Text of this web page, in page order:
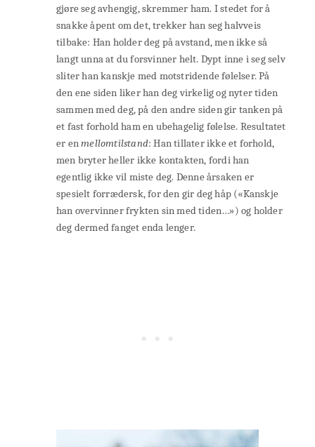
gjøre seg avhengig, skremmer ham. I stedet for å
snakke åpent om det, trekker han seg halvveis
tilbake: Han holder deg på avstand, men ikke så
langt unna at du forsvinner helt. Dypt inne i seg selv
sliter han kanskje med motstridende følelser. På
den ene siden liker han deg virkelig og nyter tiden
sammen med deg, på den andre siden gir tanken på
et fast forhold ham en ubehagelig følelse. Resultatet
er enmellomtilstand: Han tillater ikke et forhold,
men bryter heller ikke kontakten, fordi han
egentlig ikke vil miste deg. Denne årsaken er
spesielt forrædersk, for den gir deg håp («Kanskje
han overvinner frykten sin med tiden…») og holder
deg dermed fanget enda lenger.